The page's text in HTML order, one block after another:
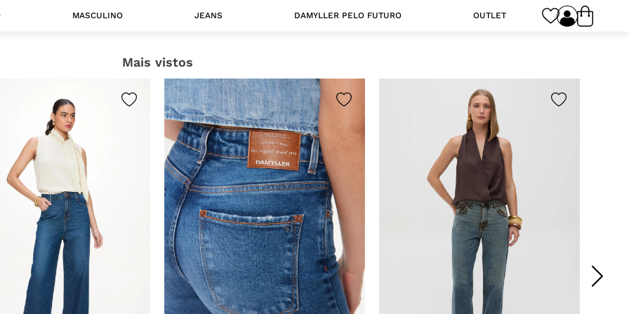
MASCULINO JEANS
Jaquetas
CATEGORIA
DAMYLLER PELO FUTURO OUTLET
Mais vistos